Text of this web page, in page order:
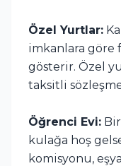
Özel Yurtlar:
imkanlara göre
gösterir. Özel
taksitli
Öğrenci Evi:
kulağa hoş
komisyonu,